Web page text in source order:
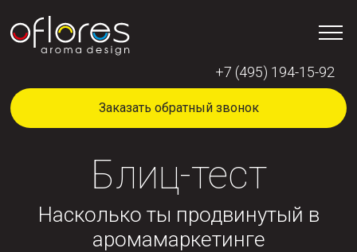
+7 (495) 194-15-92
Заказать обратный звонок
Блиц-тест
Насколько ты продвинутый в
аромамаркетинге